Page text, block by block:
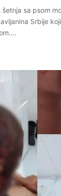
šetnja sa psom
Srbije